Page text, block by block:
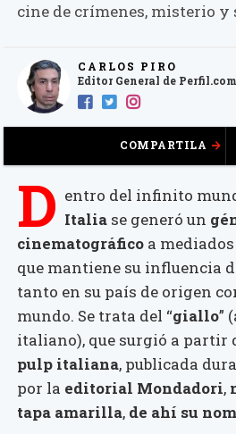
cine de crímenes, misterio y
CARLOS PIRO
Editor General de Perfil.com
COMPARTILA
D entro del infinito
Italia se generó un
cinematográfico a mediados
que mantiene su influencia
tanto en su país de origen
mundo. Se trata del “giallo”
italiano), que surgió a partir
pulp italiana, publicada
por la editorial Mondadori,
tapa amarilla, de ahí su